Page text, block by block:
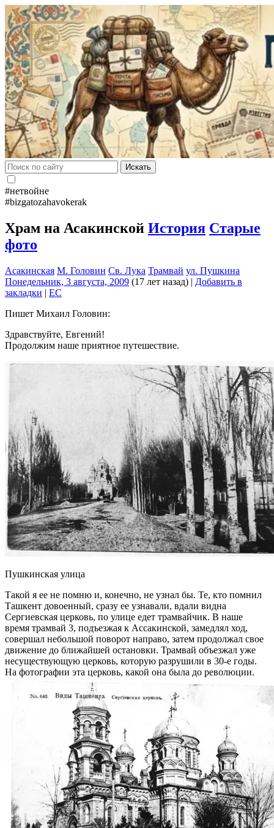
Искать
#нетвойне
#bizgatozahavokerak
Храм на Асакинской История Старые
фото
Асакинская М. Головин Св. Лука Трамвай ул. Пушкина
Понедельник, 3 августа, 2009 (17 лет назад) | Добавить в
закладки | EC
Пишет Михаил Головин:
Здравствуйте, Евгений!
Продолжим наше приятное путешествие.
Пушкинская улица
Такой я ее не помню и, конечно, не узнал бы. Те, кто помнил
Ташкент довоенный, сразу ее узнавали, вдали видна
Сергиевская церковь, по улице едет трамвайчик. В наше
время трамвай 3, подъезжая к Ассакинской, замедлял ход,
совершал небольшой поворот направо, затем продолжал свое
движение до ближайшей остановки. Трамвай объезжал уже
несуществующую церковь, которую разрушили в 30-е годы.
На фотографии эта церковь, какой она была до революции.